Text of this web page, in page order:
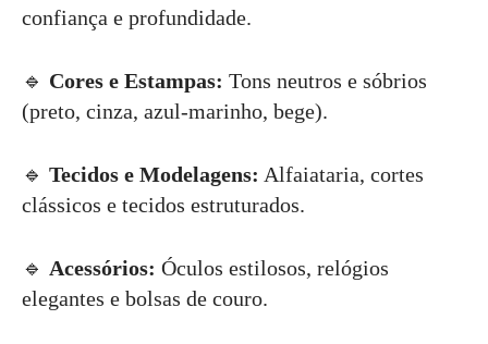
confiança e profundidade.
🔹 Cores e Estampas: Tons neutros e sóbrios
(preto, cinza, azul-marinho, bege).
🔹 Tecidos e Modelagens: Alfaiataria, cortes
clássicos e tecidos estruturados.
🔹 Acessórios: Óculos estilosos, relógios
elegantes e bolsas de couro.